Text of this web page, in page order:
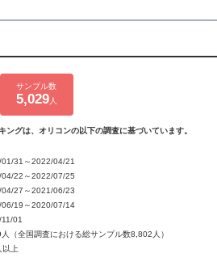
サンプル数
5,029人
ングは、オリコンの以下の調査に基づいています。
31～2022/04/21
04/22～2022/07/25
04/27～2021/06/23
06/19～2020/07/14
01
（全国調査における総サンプル数8,802人）
以上